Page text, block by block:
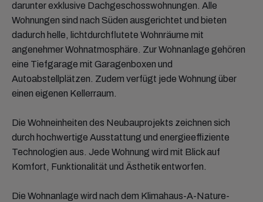
darunter exklusive Dachgeschosswohnungen. Alle
Wohnungen sind nach Süden ausgerichtet und bieten
dadurch helle, lichtdurchflutete Wohnräume mit
angenehmer Wohnatmosphäre. Zur Wohnanlage gehören
eine Tiefgarage mit Garagenboxen und
Autoabstellplätzen. Zudem verfügt jede Wohnung über
einen eigenen Kellerraum.
Die Wohneinheiten des Neubauprojekts zeichnen sich
durch hochwertige Ausstattung und energieeffiziente
Technologien aus. Jede Wohnung wird mit Blick auf
Komfort, Funktionalität und Ästhetik entworfen.
Die Wohnanlage wird nach dem Klimahaus-A-Nature-